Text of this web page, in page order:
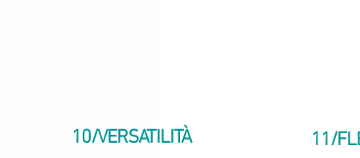
10/VERSATILITÀ 11/